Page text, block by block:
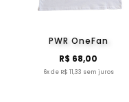
PWR OneFan
R$ 68,00
6x de R$ 11,33 sem juros